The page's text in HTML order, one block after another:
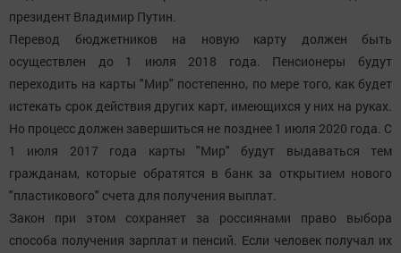
президент Владимир Путин.
Перевод бюджетников на новую карту должен быть
осуществлен до 1 июля 2018 года. Пенсионеры будут
переходить на карты "Мир" постепенно, по мере того, как будет
истекать срок действия других карт, имеющихся у них на руках.
Но процесс должен завершиться не позднее 1 июля 2020 года. С
1 июля 2017 года карты "Мир" будут выдаваться тем
гражданам, которые обратятся в банк за открытием нового
"пластикового" счета для получения выплат.
Закон при этом сохраняет за россиянами право выбора
способа получения зарплат и пенсий. Если человек получал их